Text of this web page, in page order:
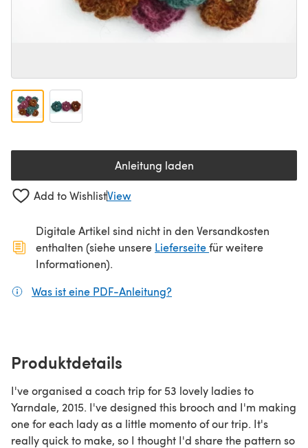
Anleitung laden(öffnet sich in einem neuen
Add to WishlistView
Digitale Artikel sind nicht in den Versandkosten
enthalten (siehe unsere Lieferseite(öffnet sich in
für weitere
Informationen).
Was ist eine PDF-Anleitung?
Produktdetails
I've organised a coach trip for 53 lovely ladies to
Yarndale, 2015. I've designed this brooch and I'm making
one for each lady as a little momento of our trip. It's
really quick to make, so I thought I'd share the pattern so